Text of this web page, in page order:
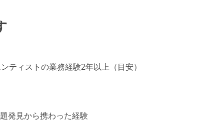
ティストの業務経験2年以上（目安）
発見から携わった経験